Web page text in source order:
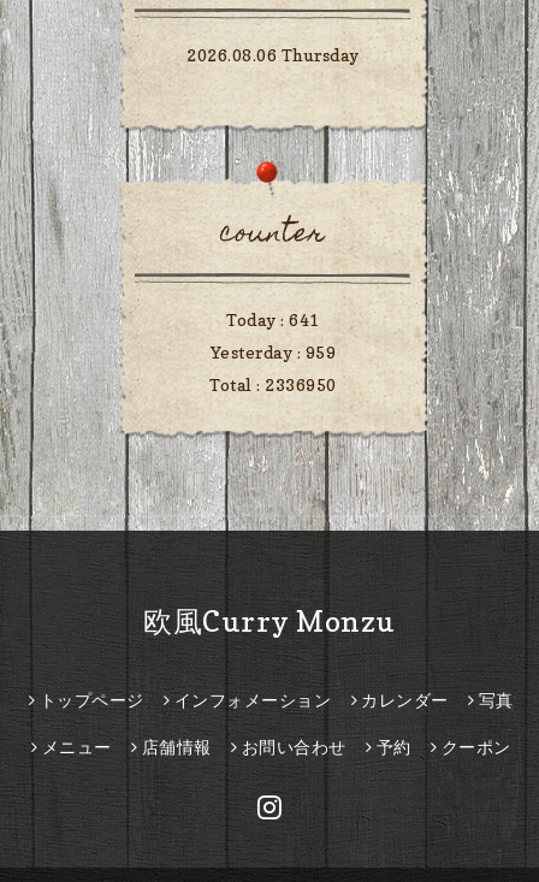
2026.08.06 Thursday
counter
Today :641
Yesterday : 959
Total : 2336950
欧風Curry Monzu
トップページ インフォメーション カレンダー 写真
メニュー 店舗情報 お問い合わせ 予約 クーポン